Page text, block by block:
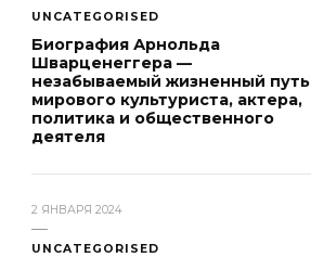
UNCATEGORISED
Биография Арнольда
Шварценеггера —
незабываемый жизненный путь
мирового культуриста, актера,
политика и общественного
деятеля
2 ЯНВАРЯ 2024
UNCATEGORISED